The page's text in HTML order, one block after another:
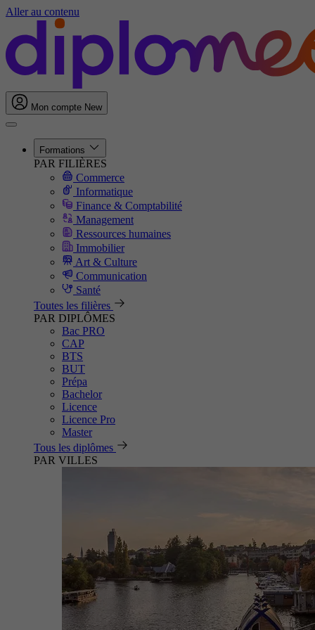
Aller au contenu
Mon compte New
Formations
PAR FILIÈRES
Commerce
Informatique
Finance & Comptabilité
Management
Ressources humaines
Immobilier
Art & Culture
Communication
Santé
Toutes les filières
PAR DIPLÔMES
Bac PRO
CAP
BTS
BUT
Prépa
Bachelor
Licence
Licence Pro
Master
Tous les diplômes
PAR VILLES